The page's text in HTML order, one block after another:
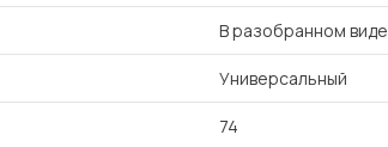
В разобранном виде
Универсальный
74